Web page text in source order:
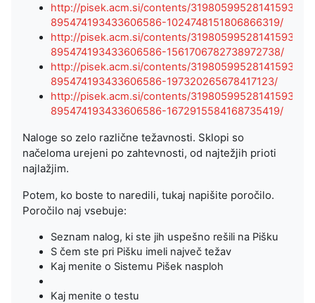
http://pisek.acm.si/contents/319805995281415931-
895474193433606586-1024748151806866319/
http://pisek.acm.si/contents/319805995281415931-
895474193433606586-1561706782738972738/
http://pisek.acm.si/contents/319805995281415931-
895474193433606586-197320265678417123/
http://pisek.acm.si/contents/319805995281415931-
895474193433606586-1672915584168735419/
Naloge so zelo različne težavnosti. Sklopi so
načeloma urejeni po zahtevnosti, od najtežjih prioti
najlažjim.
Potem, ko boste to naredili, tukaj napišite poročilo.
Poročilo naj vsebuje:
Seznam nalog, ki ste jih uspešno rešili na Pišku
S čem ste pri Pišku imeli največ težav
Kaj menite o Sistemu Pišek nasploh
Kaj menite o testu